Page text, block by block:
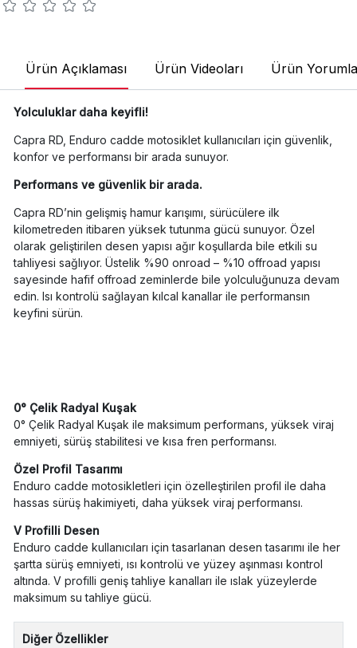
Ürün Açıklaması Ürün Videoları Ürün
Yolculuklar daha keyifli!
Capra RD, Enduro cadde motosiklet kullanıcıları için güvenlik,
konfor ve performansı bir arada sunuyor.
Performans ve güvenlik bir arada.
Capra RD’nin gelişmiş hamur karışımı, sürücülere ilk
kilometreden itibaren yüksek tutunma gücü sunuyor. Özel
olarak geliştirilen desen yapısı ağır koşullarda bile etkili su
tahliyesi sağlıyor. Üstelik %90 onroad – %10 offroad yapısı
sayesinde hafif offroad zeminlerde bile yolculuğunuza devam
edin. Isı kontrolü sağlayan kılcal kanallar ile performansın
keyfini sürün.
0° Çelik Radyal Kuşak
0° Çelik Radyal Kuşak ile maksimum performans, yüksek viraj
emniyeti, sürüş stabilitesi ve kısa fren performansı.
Özel Profil Tasarımı
Enduro cadde motosikletleri için özelleştirilen profil ile daha
hassas sürüş hakimiyeti, daha yüksek viraj performansı.
V Profilli Desen
Enduro cadde kullanıcıları için tasarlanan desen tasarımı ile her
şartta sürüş emniyeti, ısı kontrolü ve yüzey aşınması kontrol
altında. V profilli geniş tahliye kanalları ile ıslak yüzeylerde
maksimum su tahliye gücü.
Diğer Özellikler